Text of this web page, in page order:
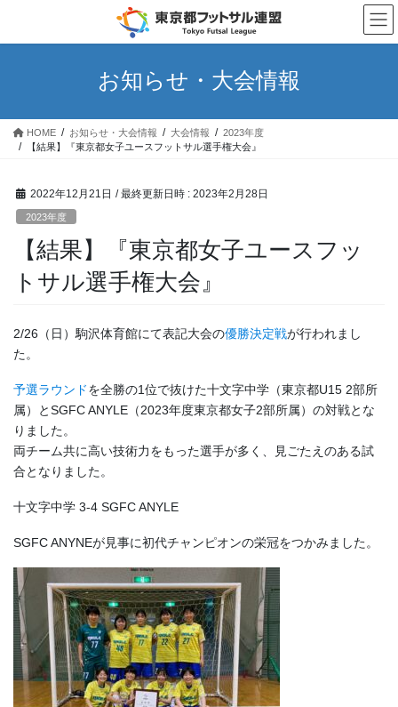
テ
ス
ゲ
ン
お知らせ・大会情報
HOME お知らせ・大会情報 大会情報
2023年度
【結果】『東京都女子ユースフットサル選手権大会』
2022年12月21日 / 最終更新日時 : 2023年2月28日
2023年度
【結果】『東京都女子ユースフッ
トサル選手権大会』
2/26（日）駒沢体育館にて表記大会の優勝決定戦が行われまし
た。
予選ラウンドを全勝の1位で抜けた十文字中学（東京都U15 2部所
属）とSGFC ANYLE（2023年度東京都女子2部所属）の対戦とな
りました。
両チーム共に高い技術力をもった選手が多く、見ごたえのある試
合となりました。
十文字中学 3-4 SGFC ANYLE
SGFC ANYNEが見事に初代チャンピオンの栄冠をつかみました。